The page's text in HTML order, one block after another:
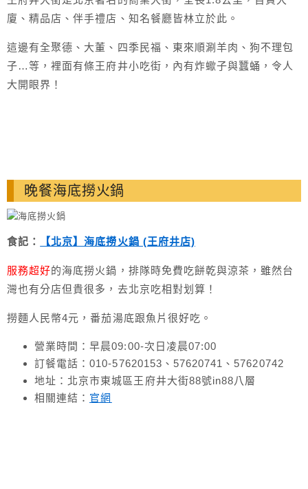
廈、精品店、伴手禮店、知名餐廳皆林立於此。
這邊有全聚德、大董、四季民福、東來順涮羊肉、狗不理包
子…等，裡面有條王府井小吃街，內有炸蠍子與蠶蛹，令人
大開眼界！
晚餐海底撈火鍋
食記： 【北京】海底撈火鍋 (王府井店)
服務超好的海底撈火鍋，排隊時免費吃餅乾與涼茶，雖然台
灣也有分店但貴很多，去北京吃相對划算！
撈麵人民幣4元，番茄湯底跟魚片很好吃。
營業時間：早晨09:00-次日凌晨07:00
訂餐電話：010-57620153、57620741、57620742
地址：北京市東城區王府井大街88號in88八層
相關連結： 官網